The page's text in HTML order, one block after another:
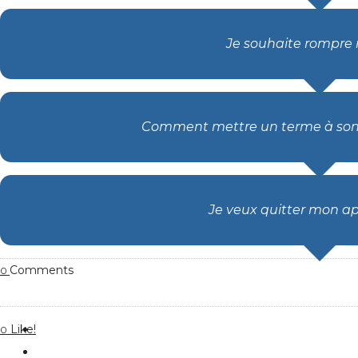
Je souhaite rompre
Comment mettre un terme à
Je veux quitter mon
0 Comments
0 Like!